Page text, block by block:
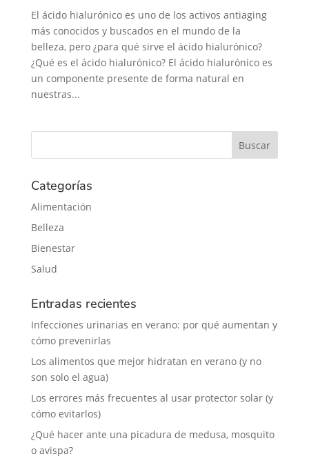
El ácido hialurónico es uno de los activos antiaging
más conocidos y buscados en el mundo de la
belleza, pero ¿para qué sirve el ácido hialurónico?
¿Qué es el ácido hialurónico? El ácido hialurónico es
un componente presente de forma natural en
nuestras...
Categorías
Alimentación
Belleza
Bienestar
Salud
Entradas recientes
Infecciones urinarias en verano: por qué aumentan y
cómo prevenirlas
Los alimentos que mejor hidratan en verano (y no
son solo el agua)
Los errores más frecuentes al usar protector solar (y
cómo evitarlos)
¿Qué hacer ante una picadura de medusa, mosquito
o avispa?